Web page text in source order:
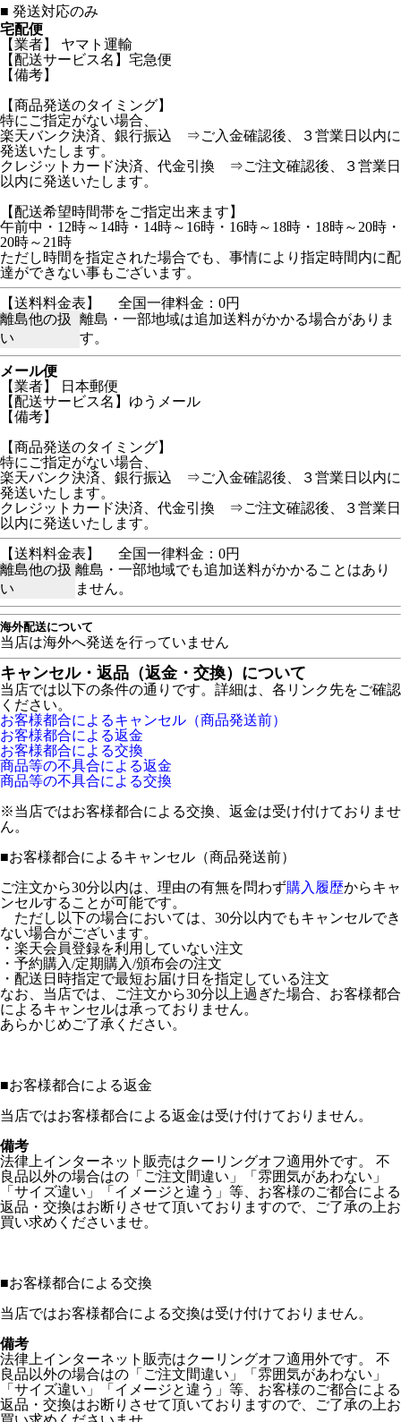
■ 発送対応のみ
宅配便
【業者】 ヤマト運輸
【配送サービス名】宅急便
【備考】
【商品発送のタイミング】
特にご指定がない場合、
楽天バンク決済、銀行振込 ⇒ご入金確認後、３営業日以内に
発送いたします。
クレジットカード決済、代金引換 ⇒ご注文確認後、３営業日
以内に発送いたします。
【配送希望時間帯をご指定出来ます】
午前中・12時～14時・14時～16時・16時～18時・18時～20時・
20時～21時
ただし時間を指定された場合でも、事情により指定時間内に配
達ができない事もございます。
【送料料金表】
全国一律料金：0円
離島他の扱
い
離島・一部地域は追加送料がかかる場合がありま
す。
メール便
【業者】 日本郵便
【配送サービス名】ゆうメール
【備考】
【商品発送のタイミング】
特にご指定がない場合、
楽天バンク決済、銀行振込 ⇒ご入金確認後、３営業日以内に
発送いたします。
クレジットカード決済、代金引換 ⇒ご注文確認後、３営業日
以内に発送いたします。
【送料料金表】
全国一律料金：0円
離島他の扱
い
離島・一部地域でも追加送料がかかることはあり
ません。
海外配送について
当店は海外へ発送を行っていません
キャンセル・返品（返金・交換）について
当店では以下の条件の通りです。詳細は、各リンク先をご確認
ください。
お客様都合によるキャンセル（商品発送前）
お客様都合による返金
お客様都合による交換
商品等の不具合による返金
商品等の不具合による交換
※当店ではお客様都合による交換、返金は受け付けておりませ
ん。
■お客様都合によるキャンセル（商品発送前）
ご注文から30分以内は、理由の有無を問わず購入履歴からキャ
ンセルすることが可能です。
ただし以下の場合においては、30分以内でもキャンセルでき
ない場合がございます。
・楽天会員登録を利用していない注文
・予約購入/定期購入/頒布会の注文
・配送日時指定で最短お届け日を指定している注文
なお、当店では、ご注文から30分以上過ぎた場合、お客様都合
によるキャンセルは承っておりません。
あらかじめご了承ください。
■お客様都合による返金
当店ではお客様都合による返金は受け付けておりません。
備考
法律上インターネット販売はクーリングオフ適用外です。 不
良品以外の場合はの「ご注文間違い」「雰囲気があわない」
「サイズ違い」「イメージと違う」等、お客様のご都合による
返品・交換はお断りさせて頂いておりますので、ご了承の上お
買い求めくださいませ。
■お客様都合による交換
当店ではお客様都合による交換は受け付けておりません。
備考
法律上インターネット販売はクーリングオフ適用外です。 不
良品以外の場合はの「ご注文間違い」「雰囲気があわない」
「サイズ違い」「イメージと違う」等、お客様のご都合による
返品・交換はお断りさせて頂いておりますので、ご了承の上お